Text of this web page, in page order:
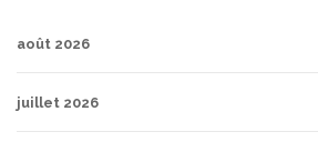
août 2026
juillet 2026